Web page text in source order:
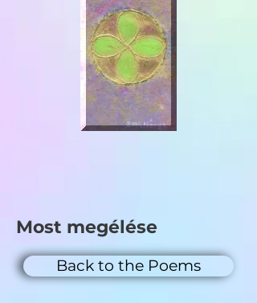
Most megélése
Back to the Poems